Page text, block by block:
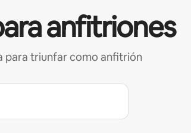
anfitriones
para triunfar como anfitrión